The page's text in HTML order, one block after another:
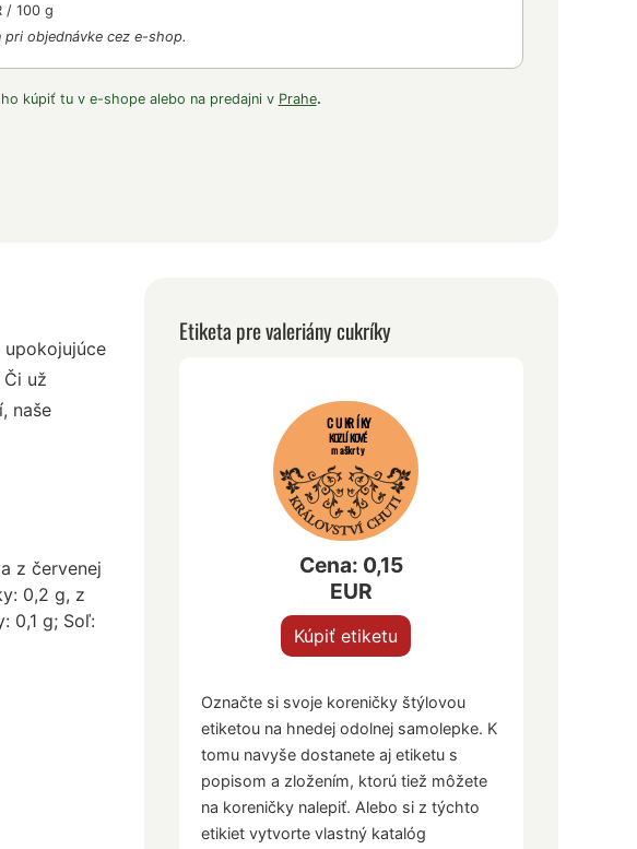
/ 100 g
objednávke cez e-shop.
kúpiť tu v e-shope alebo na predajni v Prahe.
už
naše
z červenej
0,2 g, z
0,1 g; Soľ:
Etiketa pre valeriány cukríky
CUKRÍKY
KOZLÍKOVÉ
maškrty
Cena: 0,15
EUR
Kúpiť etiketu
Označte si svoje koreničky štýlovou
etiketou na hnedej odolnej samolepke. K
tomu navyše dostanete aj etiketu s
popisom a zložením, ktorú tiež môžete
na koreničky nalepiť. Alebo si z týchto
etikiet vytvorte vlastný katalóg